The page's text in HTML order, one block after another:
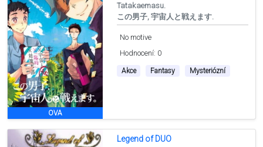
OVA
Tatakaemasu.
この男子, 宇宙人と戦えます.
No motive
Hodnocení: 0
Akce Fantasy Mysteriózní
Legend of DUO